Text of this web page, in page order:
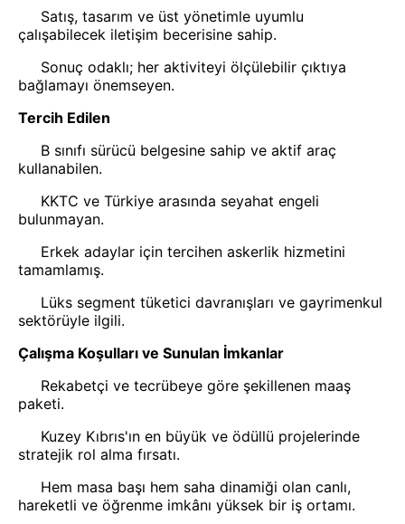
Satış, tasarım ve üst yönetimle uyumlu
çalışabilecek iletişim becerisine sahip.
Sonuç odaklı; her aktiviteyi ölçülebilir çıktıya
bağlamayı önemseyen.
Tercih Edilen
B sınıfı sürücü belgesine sahip ve aktif araç
kullanabilen.
KKTC ve Türkiye arasında seyahat engeli
bulunmayan.
Erkek adaylar için tercihen askerlik hizmetini
tamamlamış.
Lüks segment tüketici davranışları ve gayrimenkul
sektörüyle ilgili.
Çalışma Koşulları ve Sunulan İmkanlar
Rekabetçi ve tecrübeye göre şekillenen maaş
paketi.
Kuzey Kıbrıs'ın en büyük ve ödüllü projelerinde
stratejik rol alma fırsatı.
Hem masa başı hem saha dinamiği olan canlı,
hareketli ve öğrenme imkânı yüksek bir iş ortamı.